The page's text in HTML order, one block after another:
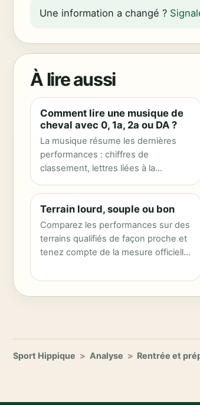
Une information a changé ?
À lire aussi
Comment lire une musique de
cheval avec 0, 1a, 2a ou DA ?
La musique résume les dernières
performances : chiffres de
classement, lettres liées à la
Terrain lourd, souple ou bon
Comparez les performances sur des
terrains qualifiés de façon proche et
tenez compte de la mesure officielle
Sport Hippique > Analyse > Rentrée et